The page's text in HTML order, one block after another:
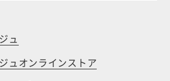
ュ
ュオンラインストア